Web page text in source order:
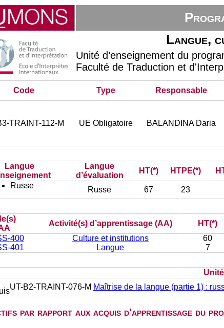
Langue,
Unité d’enseignement du
Faculté de Traduction et
Code Type Responsable
TRAINT-112-M UE Obligatoire BALANDINA Daria
Langue
Langue
d’évaluation
HT(*) HTPE(*)
Russe
Russe 67 23
Activité(s) d’apprentissage (AA) HT(*)
400
Culture et institutions 60
401
Langue 7
UT-B2-TRAINT-076-M Maîtrise de la langue (partie 1) :
par rapport aux acquis d'apprentissage du